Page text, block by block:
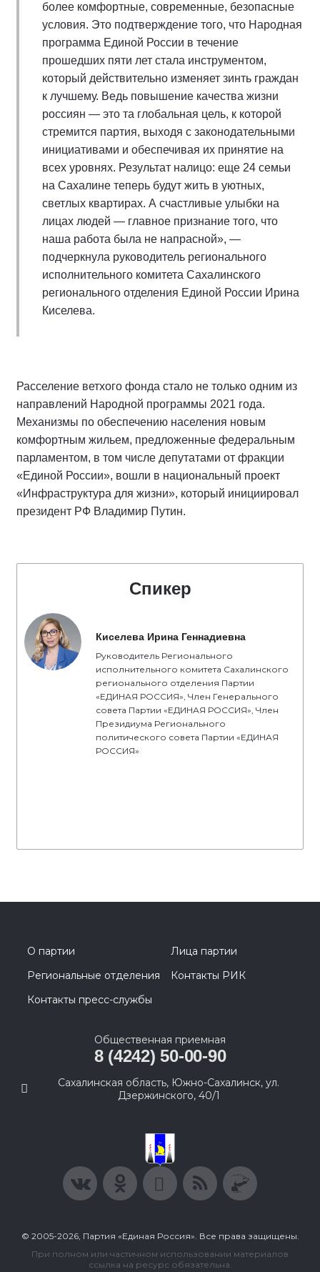
более комфортные, современные, безопасные
условия. Это подтверждение того, что Народная
программа Единой России в течение
прошедших пяти лет стала инструментом,
который действительно изменяет зинть граждан
к лучшему. Ведь повышение качества жизни
россиян — это та глобальная цель, к которой
стремится партия, выходя с законодательными
инициативами и обеспечивая их принятие на
всех уровнях. Результат налицо: еще 24 семьи
на Сахалине теперь будут жить в уютных,
светлых квартирах. А счастливые улыбки на
лицах людей — главное признание того, что
наша работа была не напрасной», —
подчеркнула руководитель регионального
исполнительного комитета Сахалинского
регионального отделения Единой России Ирина
Киселева.
Расселение ветхого фонда стало не только одним из
направлений Народной программы 2021 года.
Механизмы по обеспечению населения новым
комфортным жильем, предложенные федеральным
парламентом, в том числе депутатами от фракции
«Единой России», вошли в национальный проект
«Инфраструктура для жизни», который инициировал
президент РФ Владимир Путин.
Спикер
Киселева Ирина Геннадиевна
Руководитель Регионального
исполнительного комитета Сахалинского
регионального отделения Партии
«ЕДИНАЯ РОССИЯ», Член Генерального
совета Партии «ЕДИНАЯ РОССИЯ», Член
Президиума Регионального
политического совета Партии «ЕДИНАЯ
РОССИЯ»
О партии
Лица партии
Региональные отделения
Контакты РИК
Контакты пресс-службы
Общественная приемная
8 (4242) 50-00-90
Сахалинская область, Южно-Сахалинск, ул.
Дзержинского, 40/1
© 2005-2026, Партия «Единая Россия». Все права защищены.
При полном или частичном использовании материалов
ссылка на ресурс обязательна.